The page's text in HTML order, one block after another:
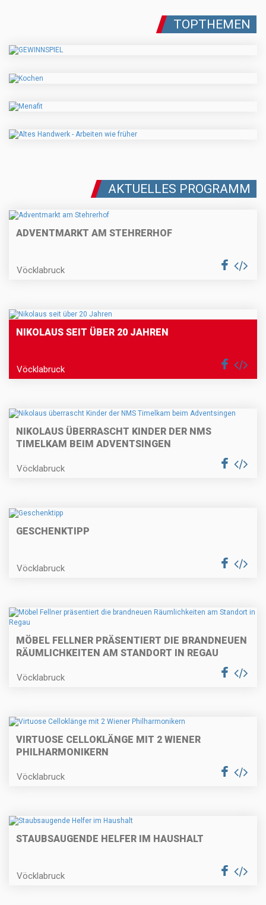
TOPTHEMEN
AKTUELLES PROGRAMM
ADVENTMARKT AM STEHRERHOF
Vöcklabruck
NIKOLAUS SEIT ÜBER 20 JAHREN
Vöcklabruck
NIKOLAUS ÜBERRASCHT KINDER DER NMS
TIMELKAM BEIM ADVENTSINGEN
Vöcklabruck
GESCHENKTIPP
Vöcklabruck
MÖBEL FELLNER PRÄSENTIERT DIE BRANDNEUEN
RÄUMLICHKEITEN AM STANDORT IN REGAU
Vöcklabruck
VIRTUOSE CELLOKLÄNGE MIT 2 WIENER
PHILHARMONIKERN
Vöcklabruck
STAUBSAUGENDE HELFER IM HAUSHALT
Vöcklabruck